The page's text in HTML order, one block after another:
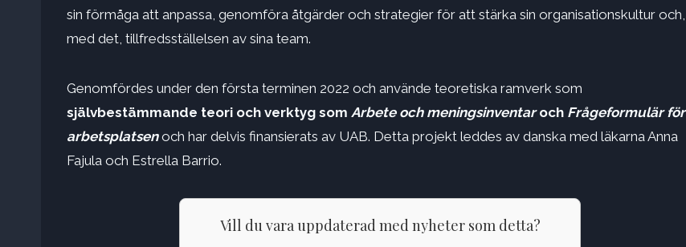
sin förmåga att anpassa, genomföra åtgärder och strategier för att stärka sin organisationskultur och,
med det, tillfredsställelsen av sina team.
Genomfördes under den första terminen 2022 och använde teoretiska ramverk som
självbestämmande teori och verktyg som Arbete och meningsinventaroch Frågeformulär för
arbetsplatsenoch har delvis finansierats av UAB. Detta projekt leddes av danska med läkarna Anna
Fajula och Estrella Barrio.
Vill du vara uppdaterad med nyheter som detta?